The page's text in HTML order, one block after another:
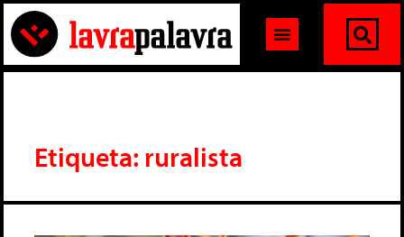
Etiqueta: ruralista